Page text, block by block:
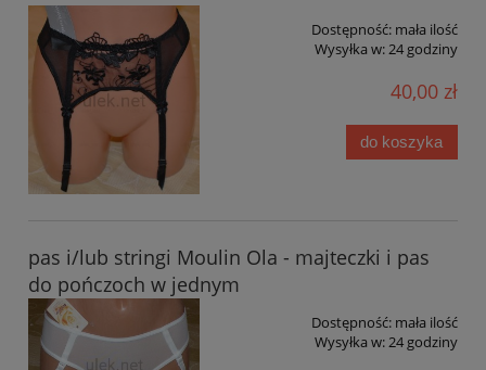
Dostępność: mała ilość
Wysyłka w:24 godziny
40,00 zł
do koszyka
pas i/lub stringi Moulin Ola - majteczki i pas
do pończoch w jednym
Dostępność: mała ilość
Wysyłka w:24 godziny